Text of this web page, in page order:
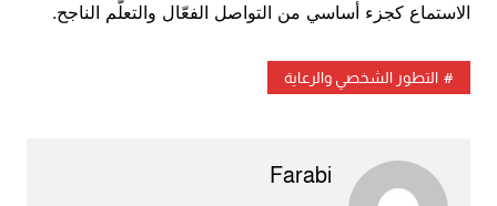
الاستماع كجزء أساسي من التواصل الفعّال والتعلّم الناجح.
التطور الشخصي والرعاية
Farabi